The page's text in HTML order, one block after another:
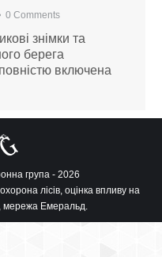
0 Comments
знімки та
берега
включена
група - 2026
лісів, оцінка впливу на
мережа Емеральд.